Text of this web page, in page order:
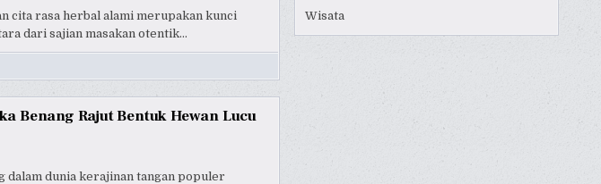
cita rasa herbal alami merupakan kunci
dari sajian masakan otentik…
Benang Rajut Bentuk Hewan Lucu
dalam dunia kerajinan tangan populer
Wisata